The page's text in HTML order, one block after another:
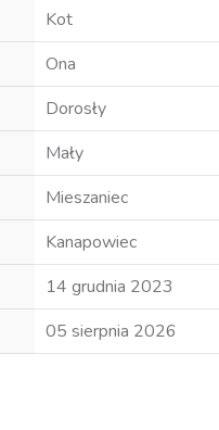
Kot
Ona
Dorosły
Mały
Mieszaniec
Kanapowiec
14 grudnia 2023
05 sierpnia 2026